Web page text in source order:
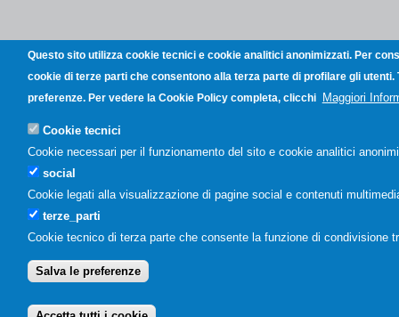
Questo sito utilizza cookie tecnici e cookie analitici anonimizzati. Per
cookie di terze parti che consentono alla terza parte di profilare gli
preferenze. Per vedere la Cookie Policy completa, clicchi
Maggiori
Cookie tecnici
Cookie necessari per il funzionamento del sito e cookie analitici
social
Cookie legati alla visualizzazione di pagine social e contenuti
terze_parti
Cookie tecnico di terza parte che consente la funzione di condivisione
Salva le preferenze